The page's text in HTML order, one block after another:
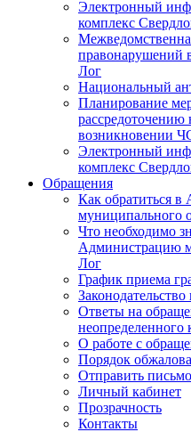
Электронный
комплекс
правонарушений
Лог
Национальный
Планирование
рассредоточению
возникновении
Электронный
комплекс
Обращения
Как обратиться
муниципального
Что необходимо
Администрацию
Лог
График приема
Ответы на
неопределенного
О работе с
Порядок
Отправить письмо
Личный кабинет
Прозрачность
Контакты